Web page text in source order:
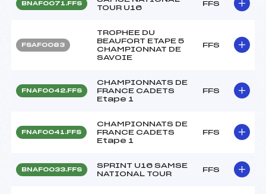
BNAF0071.FFS
TOUR U16
FFS
FSAF0083
TROPHEE DU
BEAUFORT ETAPE 5
CHAMPIONNAT DE
SAVOIE
FFS
FNAF0042.FFS
CHAMPIONNATS DE
FRANCE CADETS
Etape 1
FFS
FNAF0041.FFS
CHAMPIONNATS DE
FRANCE CADETS
Etape 1
FFS
BNAF0033.FFS
SPRINT U16 SAMSE
NATIONAL TOUR
FFS